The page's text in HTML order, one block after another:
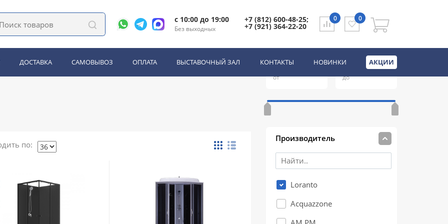
c 10:00 до 19:00
Без выходных
+7 (812) 600-48-25;
+7 (921) 364-22-20
0 0
ДОСТАВКА САМОВЫВОЗ ОПЛАТА ВЫСТАВОЧНЫЙ ЗАЛ КОНТАКТЫ НОВИНКИ АКЦИИ
от до
Производитель
Loranto
Acquazzone
по: